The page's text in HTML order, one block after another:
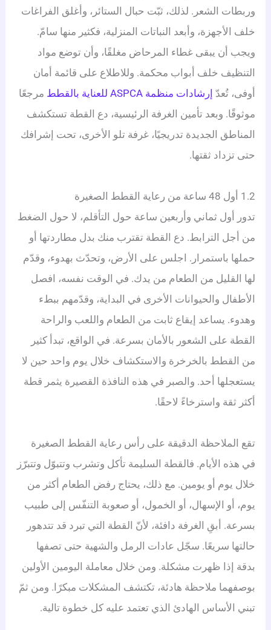
وربطات الشعر. لذلك، ثبّت حبال الستائر، وأغلق الفراغات
خلف الأجهزة، وأبعد النباتات المنزلية، فكثير منها سامّ.
ويجب أن يبقى غطاء المرحاض مغلقًا، وأن توضع مواد
التنظيف خلف أبواب محكمة. وللاطلاع على قائمة أمان
أوفى، تُعدّإرشادات منظمة ASPCA للعناية بالقطط
مرجعًا
موثوقًا. وبعد تأمين الغرفة الرئيسية، دع القطة تستكشف
المناطق الجديدة تدريجيًا، غرفة تلو الأخرى، تحت إشرافك
حتى تزداد ثقتها.
1.2 أول 48 ساعة من رعاية القطط الصغيرة
تدور أول ثماني وأربعين ساعة حول التأقلم، لا حول الضغط
من أجل الترابط. دع القطة تقترب منك بدل مطاردتها أو
حملها باستمرار. اجلس على الأرض، وتحدّث بهدوء، وقدّم
لها القليل من الطعام من يدك. في الوقت نفسه، افصل
الأطفال والحيوانات الأخرى في البداية، وقدّمهم ببطء
وهدوء. يساعد إيقاع ثابت من الطعام واللعب والراحة
القطة على الشعور بالأمان بسرعة. في الواقع، تبدأ كثير
من القطط بالخرخرة والاستكشاف خلال يوم واحد حين لا
يستعجلها أحد. والصبر في هذه النافذة القصيرة يثمر قطة
أكثر ثقة واسترخاءً لاحقًا.
تقع الملاحظة الدقيقة على رأس رعاية القطط الصغيرة
في هذه الأيام. فالقطة السليمة تأكل وتشرب وتتبوّل وتتبرّز
خلال يوم أو يومين. مع ذلك، يحتاج رفض الطعام أكثر من
يوم، أو الإسهال، أو الخمول، أو صعوبة التنفّس إلى طبيب
بسرعة. أبقِ الغرفة دافئة، لأنّ القطة التي تبرد قد تتدهور
حالتها سريعًا. سجّل عادات الرمل والشهية حتى تصفها
بدقة إذا ظهرت مشكلة. ومن خلال معاملة اليومين الأولين
بوصفهما ملاحظة هادئة، تكتشف المشكلات مبكرًا. ومن ثمّ
تبني الأساس الهادئ الذي تعتمد عليه كل خطوة تالية.